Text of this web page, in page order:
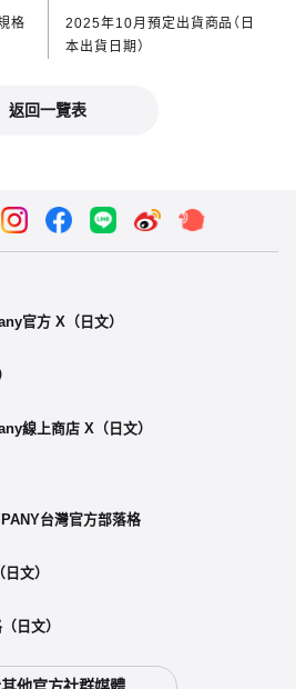
格
2025年10月預定出貨商品（日
本出貨日期）
返回一覽表
官方 X（日文）
線上商店 X（日文）
台灣官方部落格
文）
日文）